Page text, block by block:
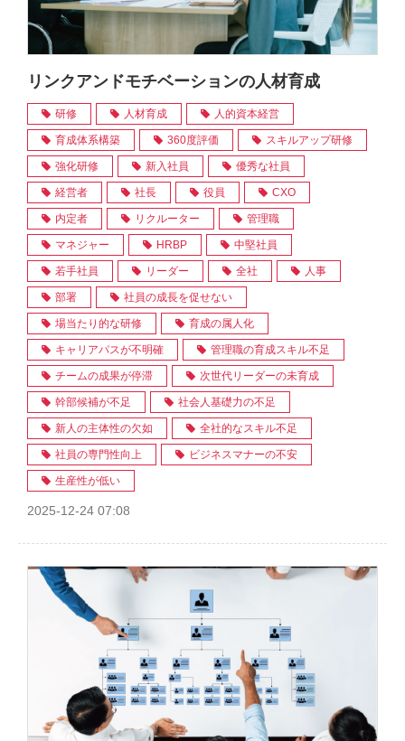
リンクアンドモチベーションの人材育成
研修 人材育成 人的資本経営
育成体系構築 360度評価 スキルアップ研修
強化研修 新入社員 優秀な社員
経営者 社長 役員 CXO
内定者 リクルーター 管理職
マネジャー HRBP 中堅社員
若手社員 リーダー 全社 人事
部署 社員の成長を促せない
場当たり的な研修 育成の属人化
キャリアパスが不明確 管理職の育成スキル不足
チームの成果が停滞 次世代リーダーの未育成
幹部候補が不足 社会人基礎力の不足
新人の主体性の欠如 全社的なスキル不足
社員の専門性向上 ビジネスマナーの不安
生産性が低い
2025-12-24 07:08